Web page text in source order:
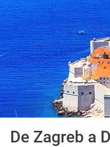
De Zagreb a